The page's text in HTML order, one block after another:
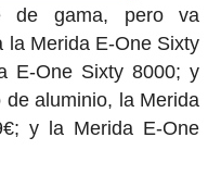
de gama, pero va
la Merida E-One Sixty
E-One Sixty 8000; y
de aluminio, la Merida
y la Merida E-One